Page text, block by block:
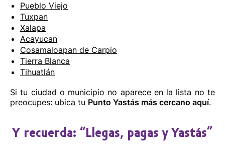
Pueblo Viejo
Tuxpan
Xalapa
Acayucan
Cosamaloapan de Carpio
Tierra Blanca
Tihuatlán
Si tu ciudad o municipio no aparece en la lista no te
preocupes: ubica tu Punto Yastás más cercano aquí.
Y recuerda: “Llegas, pagas y Yastás”